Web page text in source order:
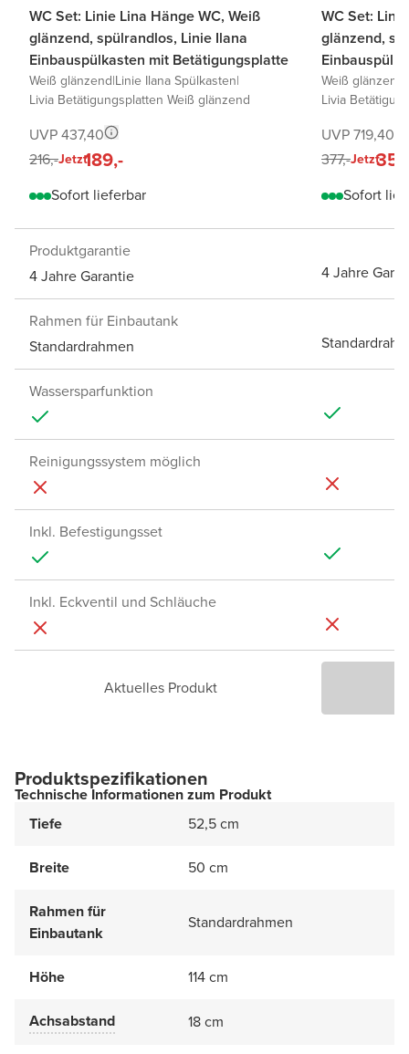
WC Set: Linie Lina Hänge WC, Weiß
glänzend, spülrandlos, Linie Ilana
Einbauspülkasten mit Betätigungsplatte
Weiß glänzend|Linie Ilana Spülkasten|
Livia Betätigungsplatten Weiß glänzend
UVP 437,40
216,-Jetzt189,-
Sofort lieferbar
WC Set:
glänzend,
Weiß glänzend
Livia
UVP 719,40
377,-Jetzt
Sofort
Produktgarantie
4 Jahre Garantie
4 Jahre
Rahmen für Einbautank
Standardrahmen
Wassersparfunktion
Reinigungssystem möglich
Inkl. Befestigungsset
Inkl. Eckventil und Schläuche
Aktuelles Produkt
Produktspezifikationen
Technische Informationen zum Produkt
Tiefe
52,5 cm
Breite 50 cm
Rahmen für
Einbautank
Standardrahmen
Höhe 114 cm
Achsabstand 18 cm